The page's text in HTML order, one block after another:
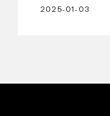
2025-01-03